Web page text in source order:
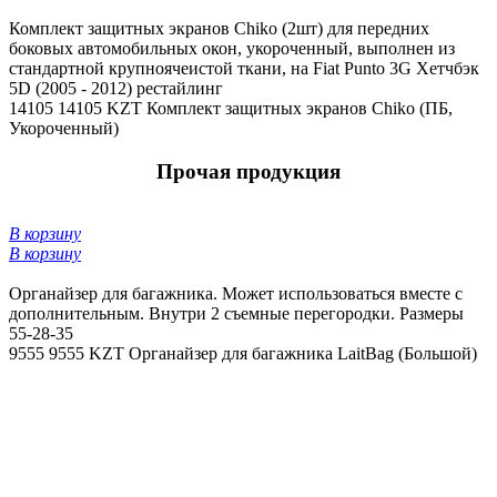
Комплект защитных экранов Chiko (2шт) для передних
боковых автомобильных окон, укороченный, выполнен из
стандартной крупноячеистой ткани, на Fiat Punto 3G Хетчбэк
5D (2005 - 2012) рестайлинг
14105 14105 KZT Комплект защитных экранов Chiko (ПБ,
Укороченный)
Прочая продукция
В корзину
В корзину
Органайзер для багажника. Может использоваться вместе с
дополнительным. Внутри 2 съемные перегородки. Размеры
55-28-35
9555 9555 KZT Органайзер для багажника LaitBag (Большой)